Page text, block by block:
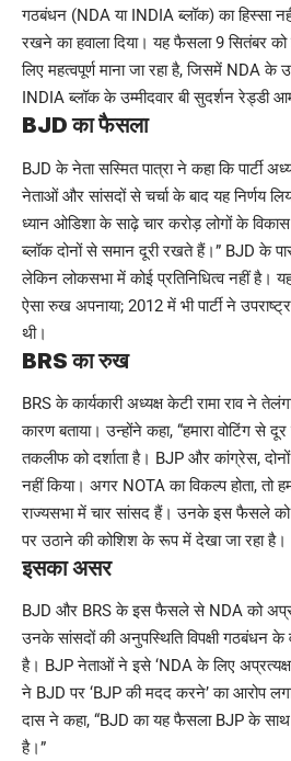
गठबंधन (NDA या INDIA ब्लॉक) का हिस्सा
रखने का हवाला दिया। यह फैसला 9 सितंबर को
लिए महत्वपूर्ण माना जा रहा है, जिसमें NDA के
INDIA ब्लॉक के उम्मीदवार बी सुदर्शन रेड्डी
BJD का फैसला
BJD के नेता सस्मित पात्रा ने कहा कि पार्टी
नेताओं और सांसदों से चर्चा के बाद यह निर्णय
ध्यान ओडिशा के साढ़े चार करोड़ लोगों के
ब्लॉक दोनों से समान दूरी रखते हैं।” BJD के
लेकिन लोकसभा में कोई प्रतिनिधित्व नहीं है।
ऐसा रुख अपनाया; 2012 में भी पार्टी ने
थी।
BRS का रुख
BRS के कार्यकारी अध्यक्ष केटी रामा राव ने
कारण बताया। उन्होंने कहा, “हमारा वोटिंग से
तकलीफ को दर्शाता है। BJP और कांग्रेस,
नहीं किया। अगर NOTA का विकल्प होता,
राज्यसभा में चार सांसद हैं। उनके इस फैसले को
पर उठाने की कोशिश के रूप में देखा जा रहा है।
इसका असर
BJD और BRS के इस फैसले से NDA को
उनके सांसदों की अनुपस्थिति विपक्षी गठबंधन के
है। BJP नेताओं ने इसे ‘NDA के लिए अप्रत्यक्ष
ने BJD पर ‘BJP की मदद करने’ का आरोप
दास ने कहा, “BJD का यह फैसला BJP के साथ
है।”